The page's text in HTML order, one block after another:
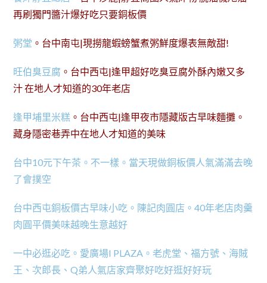
再刷獨門醬汁爆好吃只要銅板價
粥堂 。台中南屯|現撈龍蝦螃蟹煮粥鮮度爆表無敵甜!
旺伯臭豆腐 。台中西屯|逢甲超好吃臭豆腐外酥內嫩又多
汁 在地人才知道的30年老店
逢甲埔里米糕 。台中西屯|逢甲夜市隱藏版古早味麵攤。
藏身隱密巷弄中在地人才知道的美味
台中10元下午茶。不一樣。當天現做銅板價人氣滿滿去晚
了會撲空
台中西屯銅板價古早味小吃。陳記肉圓店。40年老店肉羹
肉圓平價美味越晚生意越好
一中必逛必吃。愛廣場I PLAZA。老虎堂、福方號、海賊
王、次郎長、Q弟人氣店家齊聚好吃好逛好好玩